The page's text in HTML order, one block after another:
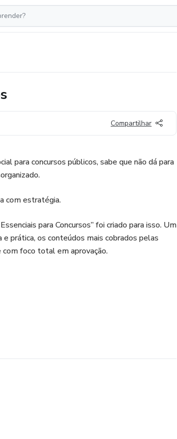
Compartilhar
para concursos públicos, sabe que não dá para
com estratégia.
para Concursos” foi criado para isso. Um
prática, os conteúdos mais cobrados pelas
foco total em aprovação.